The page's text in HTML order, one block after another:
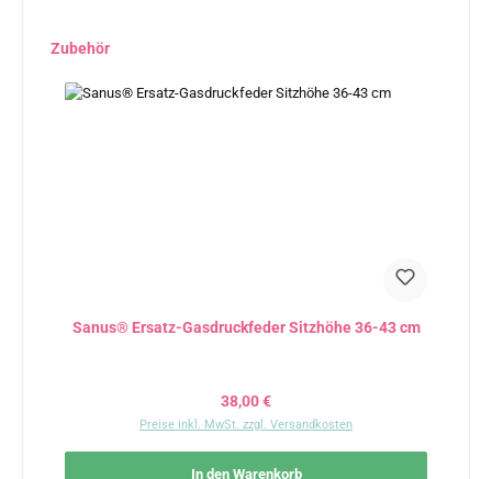
Produktgalerie überspringen
Zubehör
Sanus® Ersatz-Gasdruckfeder Sitzhöhe 36-43 cm
Regulärer Preis:
38,00 €
Preise inkl. MwSt. zzgl. Versandkosten
In den Warenkorb